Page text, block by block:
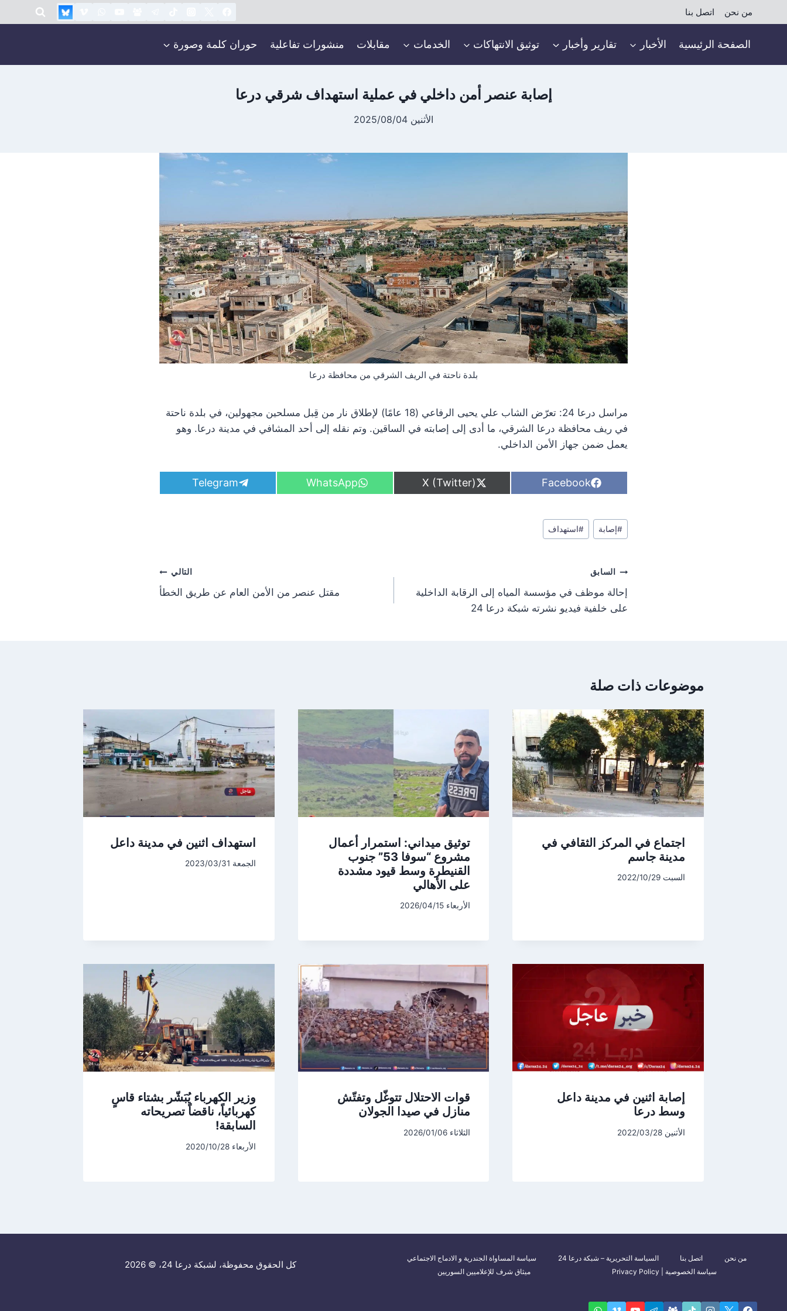
إلى
من نحن اتصل بنا
الصفحة الرئيسية الأخبار تقارير وأخبار توثيق الانتهاكات الخدمات مقابلات منشورات تفاعلية حوران كلمة وصورة
إصابة عنصر أمن داخلي في عملية استهداف شرقي درعا
الأثنين 2025/08/04
بلدة ناحتة في الريف الشرقي من محافظة درعا
مراسل درعا 24: تعرّض الشاب علي يحيى الرفاعي (18 عامًا) لإطلاق نار من قِبل مسلحين مجهولين، في بلدة ناحتة
في ريف محافظة درعا الشرقي، ما أدى إلى إصابته في الساقين. وتم نقله إلى أحد المشافي في مدينة درعا. وهو
يعمل ضمن جهاز الأمن الداخلي.
S
h
e
o
Facebook
S
h
X (Twitter)
S
h
WhatsApp
S
h
Telegram
وسوم
المقال:
#إصابة #استهداف
تصفّح
المقالات
السابق
إحالة موظف في مؤسسة المياه إلى الرقابة الداخلية
على خلفية فيديو نشرته شبكة درعا 24
التالي
مقتل عنصر من الأمن العام عن طريق الخطأ
موضوعات ذات صلة
اجتماع في المركز الثقافي في
مدينة جاسم
السبت 2022/10/29
توثيق ميداني: استمرار أعمال
مشروع “سوفا 53” جنوب
القنيطرة وسط قيود مشددة
على الأهالي
الأربعاء 2026/04/15
استهداف اثنين في مدينة داعل
الجمعة 2023/03/31
إصابة اثنين في مدينة داعل
وسط درعا
الأثنين 2022/03/28
قوات الاحتلال تتوغّل وتفتّش
منازل في صيدا الجولان
الثلاثاء 2026/01/06
وزير الكهرباء يُبَشّر بشتاء قاسٍ
كهربائياً، ناقضاً تصريحاته
السابقة!
الأربعاء 2020/10/28
من نحن اتصل بنا السياسة التحريرية – شبكة درعا 24
سياسة المساواة الجندرية و الادماج الاجتماعي
سياسة الخصوصية | Privacy Policy
ميثاق شرف للإعلاميين السوريين
كل الحقوق محفوظة، لشبكة درعا 24، © 2026